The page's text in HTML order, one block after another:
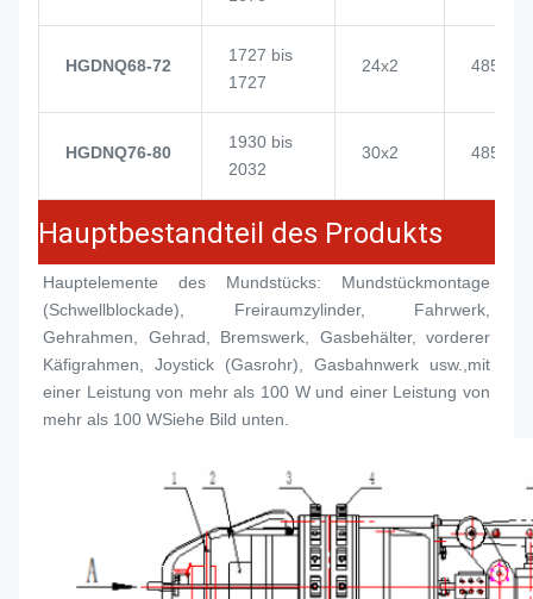
HGDNQ68-72
1727 bis
1727
24x2 4855
HGDNQ76-80
1930 bis
2032
30x2 4855
Hauptbestandteil des Produkts
Hauptelemente des Mundstücks: Mundstückmontage
(Schwellblockade), Freiraumzylinder, Fahrwerk,
Gehrahmen, Gehrad, Bremswerk, Gasbehälter, vorderer
Käfigrahmen, Joystick (Gasrohr), Gasbahnwerk usw.,mit
einer Leistung von mehr als 100 W und einer Leistung von
mehr als 100 WSiehe Bild unten.